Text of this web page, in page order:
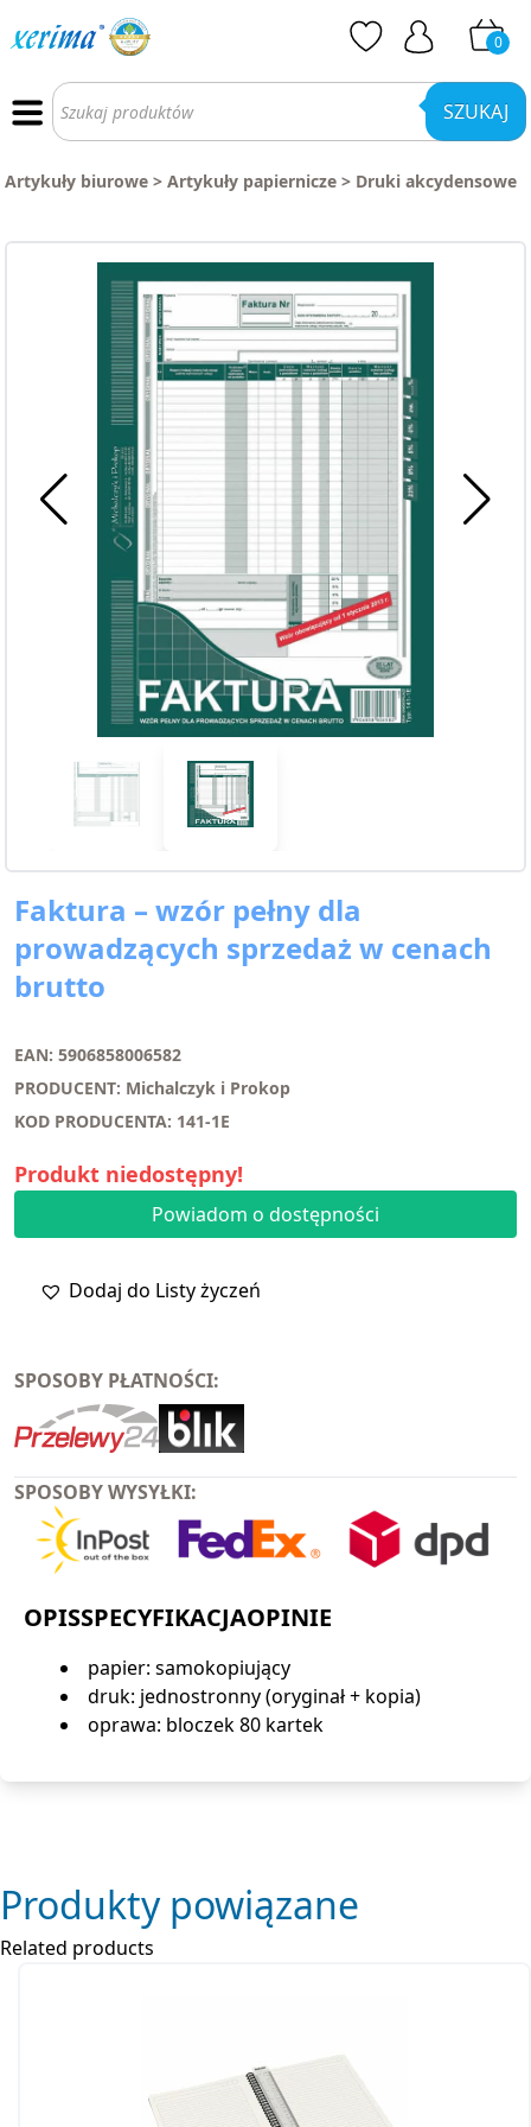
0
Wyszukiwarka
produktów SZUKAJ
Artykuły biurowe > Artykuły papiernicze > Druki akcydensowe
Faktura – wzór pełny dla
prowadzących sprzedaż w cenach
brutto
EAN: 5906858006582
PRODUCENT: Michalczyk i Prokop
KOD PRODUCENTA: 141-1E
Produkt niedostępny!
Powiadom o dostępności
Dodaj do Listy życzeń
SPOSOBY PŁATNOŚCI:
SPOSOBY WYSYŁKI:
OPISSPECYFIKACJAOPINIE
papier: samokopiujący
druk: jednostronny (oryginał + kopia)
oprawa: bloczek 80 kartek
Produkty powiązane
Related products